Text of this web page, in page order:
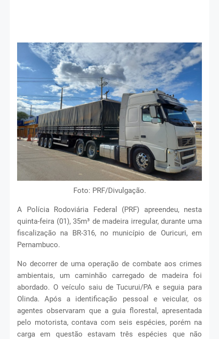
Foto: PRF/Divulgação.
A Polícia Rodoviária Federal (PRF) apreendeu, nesta
quinta-feira (01), 35m³ de madeira irregular, durante uma
fiscalização na BR-316, no município de Ouricuri, em
Pernambuco.
No decorrer de uma operação de combate aos crimes
ambientais, um caminhão carregado de madeira foi
abordado. O veículo saiu de Tucurui/PA e seguia para
Olinda. Após a identificação pessoal e veicular, os
agentes observaram que a guia florestal, apresentada
pelo motorista, contava com seis espécies, porém na
carga em questão estavam três espécies que não